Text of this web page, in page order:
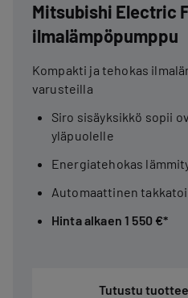
Mitsubishi Electric
ilmalämpöpumppu
Kompakti ja tehokas
varusteilla
Siro sisäyksikkö sopii
yläpuolelle
Energiatehokas
Automaattinen
Hinta alkaen 1 550 €*
Tutustu